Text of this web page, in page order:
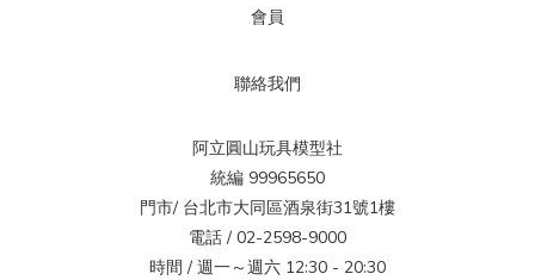
會員
聯絡我們
阿立圓山玩具模型社
統編 99965650
門市/ 台北市大同區酒泉街31號1樓
電話 / 02-2598-9000
時間 / 週一～週六 12:30 - 20:30